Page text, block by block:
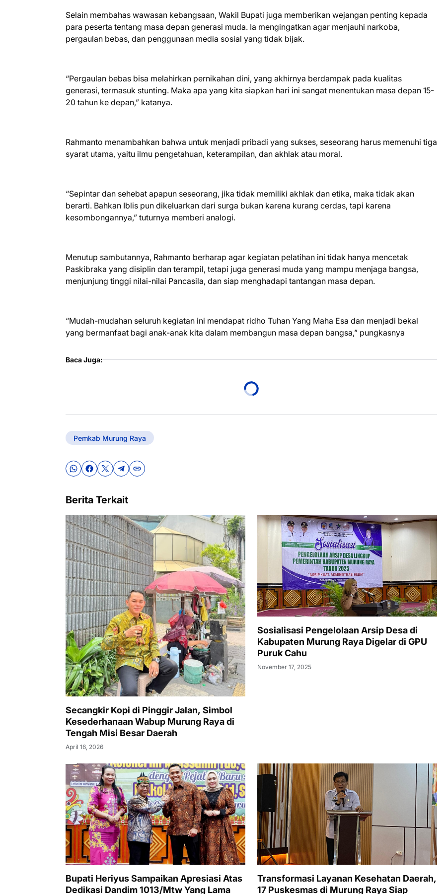
Selain membahas wawasan kebangsaan, Wakil Bupati juga memberikan wejangan penting kepada
para peserta tentang masa depan generasi muda. Ia mengingatkan agar menjauhi narkoba,
pergaulan bebas, dan penggunaan media sosial yang tidak bijak.
“Pergaulan bebas bisa melahirkan pernikahan dini, yang akhirnya berdampak pada kualitas
generasi, termasuk stunting. Maka apa yang kita siapkan hari ini sangat menentukan masa depan 15-
20 tahun ke depan,” katanya.
Rahmanto menambahkan bahwa untuk menjadi pribadi yang sukses, seseorang harus memenuhi tiga
syarat utama, yaitu ilmu pengetahuan, keterampilan, dan akhlak atau moral.
“Sepintar dan sehebat apapun seseorang, jika tidak memiliki akhlak dan etika, maka tidak akan
berarti. Bahkan Iblis pun dikeluarkan dari surga bukan karena kurang cerdas, tapi karena
kesombongannya,” tuturnya memberi analogi.
Menutup sambutannya, Rahmanto berharap agar kegiatan pelatihan ini tidak hanya mencetak
Paskibraka yang disiplin dan terampil, tetapi juga generasi muda yang mampu menjaga bangsa,
menjunjung tinggi nilai-nilai Pancasila, dan siap menghadapi tantangan masa depan.
“Mudah-mudahan seluruh kegiatan ini mendapat ridho Tuhan Yang Maha Esa dan menjadi bekal
yang bermanfaat bagi anak-anak kita dalam membangun masa depan bangsa,” pungkasnya
Baca Juga:
Pemkab Murung Raya
Berita Terkait
Secangkir Kopi di Pinggir Jalan, Simbol
Kesederhanaan Wabup Murung Raya di
Tengah Misi Besar Daerah
April 16, 2026
Sosialisasi Pengelolaan Arsip Desa di
Kabupaten Murung Raya Digelar di GPU
Puruk Cahu
November 17, 2025
Bupati Heriyus Sampaikan Apresiasi Atas
Dedikasi Dandim 1013/Mtw Yang Lama
Transformasi Layanan Kesehatan Daerah,
17 Puskesmas di Murung Raya Siap